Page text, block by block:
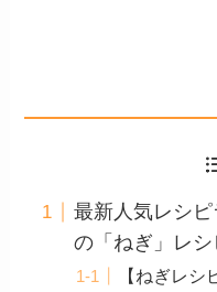
最新人気レシ
の「ねぎ」レ
【ねぎレ